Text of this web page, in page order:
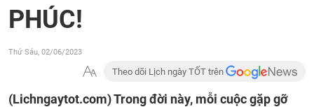
PHÚC!
Thứ Sáu, 02/06/2023
Theo dõi Lịch ngày TỐT trên
(Lichngaytot.com)Trong đời này, mỗi cuộc gặp gỡ